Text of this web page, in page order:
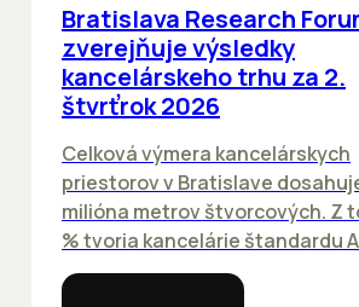
Bratislava Research
zverejňuje výsledky
kancelárskeho trhu za 2.
štvrťrok 2026
Celková výmera kancelárskych
priestorov v Bratislave
milióna metrov štvorcových. Z
% tvoria kancelárie štandardu